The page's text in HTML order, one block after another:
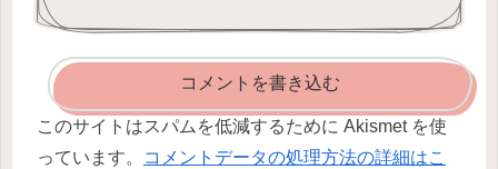
コメントを書き込む
このサイトはスパムを低減するために Akismet を使
っています。
コメントデータの処理方法の詳細はこ